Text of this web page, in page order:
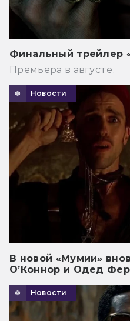
Финальный трейлер
Премьера в августе.
Новости
В новой «Мумии»
О’Коннор и Одед Фер
Новости